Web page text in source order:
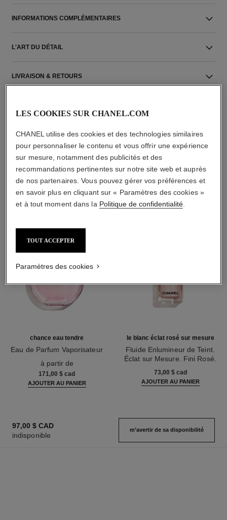
INFORMATIONS COMPLÉMENTAIRES
L'ART DU DÉTAIL
LIVRAISON & RETOURS
L'ACCORD PARFAIT
chance eau tendre
Eau de Parfum Vaporisateur
à partir de
171,00 $ cad
AJOUTER AU PANIER
le blanc éclat rosé sur mesure
Fluide Enlumineur de Teint.
Éclat sur Mesure. Fini Rosé.
73,00 $ cad
AJOUTER AU PANIER
97,00 $ CAD
indisponible
m’avertir de sa disponibilité
LES COOKIES SUR CHANEL.COM
CHANEL utilise des cookies et des technologies similaires
pour personnaliser le contenu et vous offrir une expérience
sur mesure, notamment des publicités et des
recommandations pertinentes sur notre site web et auprès
de nos partenaires. Vous pouvez gérer vos préférences et
en savoir plus en cliquant sur « Paramètres des cookies »
et à tout moment dans la Politique de confidentialité.
TOUT ACCEPTER
Paramètres des cookies